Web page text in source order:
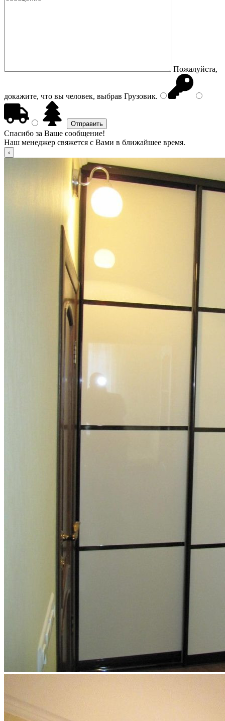
Пожалуйста,
докажите, что вы человек, выбрав Грузовик.
Спасибо за Ваше сообщение!
Наш менеджер свяжется с Вами в ближайшее время.